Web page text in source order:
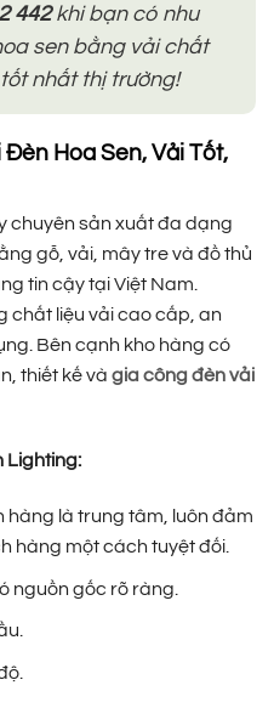
442khi bạn có nhu
sen bằng vải chất
nhất thị trường!
Hoa Sen, Vải Tốt,
chuyên sản xuất đa dạng
gỗ, vải, mây tre và đồ thủ
tin cậy tại Việt Nam.
chất liệu vải cao cấp, an
Bên cạnh kho hàng có
thiết kế và gia công đèn vải
Lighting:
hàng là trung tâm, luôn đảm
hàng một cách tuyệt đối.
nguồn gốc rõ ràng.